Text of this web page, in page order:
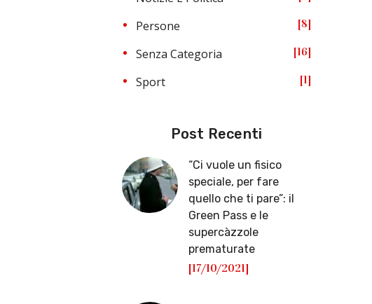
Persone 8
Senza Categoria 16
Sport 1
Post Recenti
“Ci vuole un fisico
speciale, per fare
quello che ti pare”: il
Green Pass e le
supercàzzole
prematurate
[17/10/2021]